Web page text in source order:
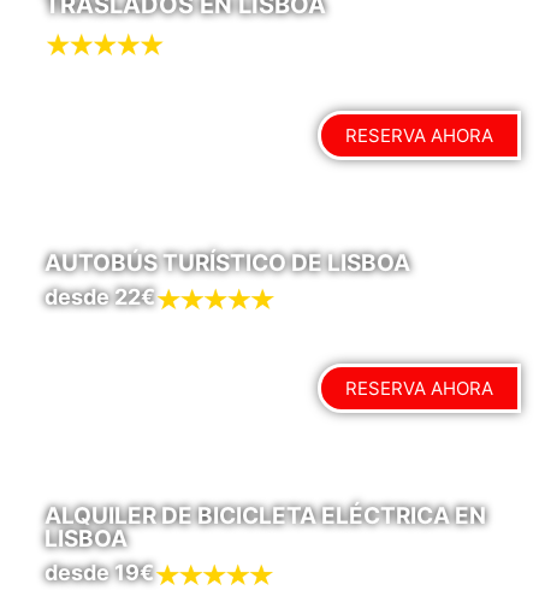
RESERVA AHORA
AUTOBÚS TURÍSTICO DE LISBOA
desde 22€
RESERVA AHORA
ALQUILER DE BICICLETA ELÉCTRICA EN
LISBOA
desde 19€